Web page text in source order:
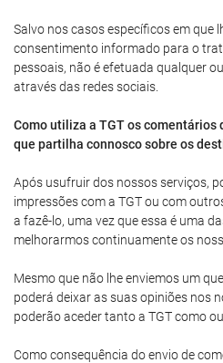
Salvo nos casos específicos em que
consentimento informado para o
pessoais, não é efetuada qualquer
através das redes sociais.
Como utiliza a TGT os
que partilha connosco sobre os
Após usufruir dos nossos serviços,
impressões com a TGT ou com
a fazê-lo, uma vez que essa é uma
melhorarmos continuamente os
Mesmo que não lhe enviemos um
poderá deixar as suas opiniões nos
poderão aceder tanto a TGT como
Como consequência do envio de